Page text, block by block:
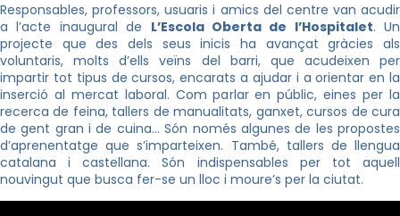
Responsables, professors, usuaris i amics del centre van acudir
a l’acte inaugural de L’Escola Oberta de l’Hospitalet. Un
projecte que des dels seus inicis ha avançat gràcies als
voluntaris, molts d’ells veïns del barri, que acudeixen per
impartir tot tipus de cursos, encarats a ajudar i a orientar en la
inserció al mercat laboral. Com parlar en públic, eines per la
recerca de feina, tallers de manualitats, ganxet, cursos de cura
de gent gran i de cuina… Són només algunes de les propostes
d’aprenentatge que s’imparteixen. També, tallers de llengua
catalana i castellana. Són indispensables per tot aquell
nouvingut que busca fer-se un lloc i moure’s per la ciutat.